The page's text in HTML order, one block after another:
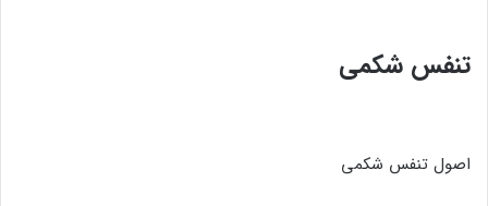
تنفس شکمی
اصول تنفس شکمی